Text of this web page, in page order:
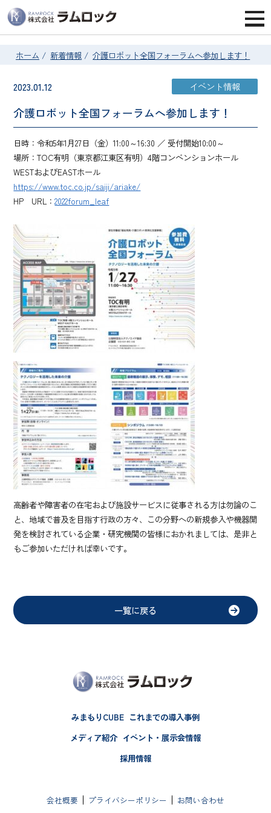
ホーム / 新着情報 / 介護ロボット全国フォーラムへ参加します！
2023.01.12 イベント情報
介護ロボット全国フォーラムへ参加します！
日時：令和5年1月27日（金）11:00～16:30 ／ 受付開始10:00～
場所：TOC有明（東京都江東区有明）4階コンベンションホール
WESTおよびEASTホール
https://www.toc.co.jp/saiji/ariake/
HP URL：2022forum_leaf
高齢者や障害者の在宅および施設サービスに従事される方は勿論のこ
と、地域で普及を目指す行政の方々、この分野への新規参入や機器開
発を検討されている企業・研究機関の皆様におかれましては、是非と
もご参加いただければ幸いです。
一覧に戻る
みまもりCUBE これまでの導入事例
メディア紹介 イベント・展示会情報
採用情報
会社概要 プライバシーポリシー お問い合わせ